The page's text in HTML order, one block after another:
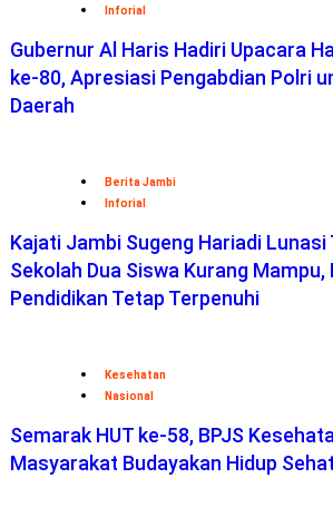
Inforial
Gubernur Al Haris Hadiri Upacara
ke-80, Apresiasi Pengabdian Polri
Daerah
Berita Jambi
Inforial
Kajati Jambi Sugeng Hariadi Lunasi
Sekolah Dua Siswa Kurang
Pendidikan Tetap Terpenuhi
Kesehatan
Nasional
Semarak HUT ke-58, BPJS
Masyarakat Budayakan Hidup Sehat